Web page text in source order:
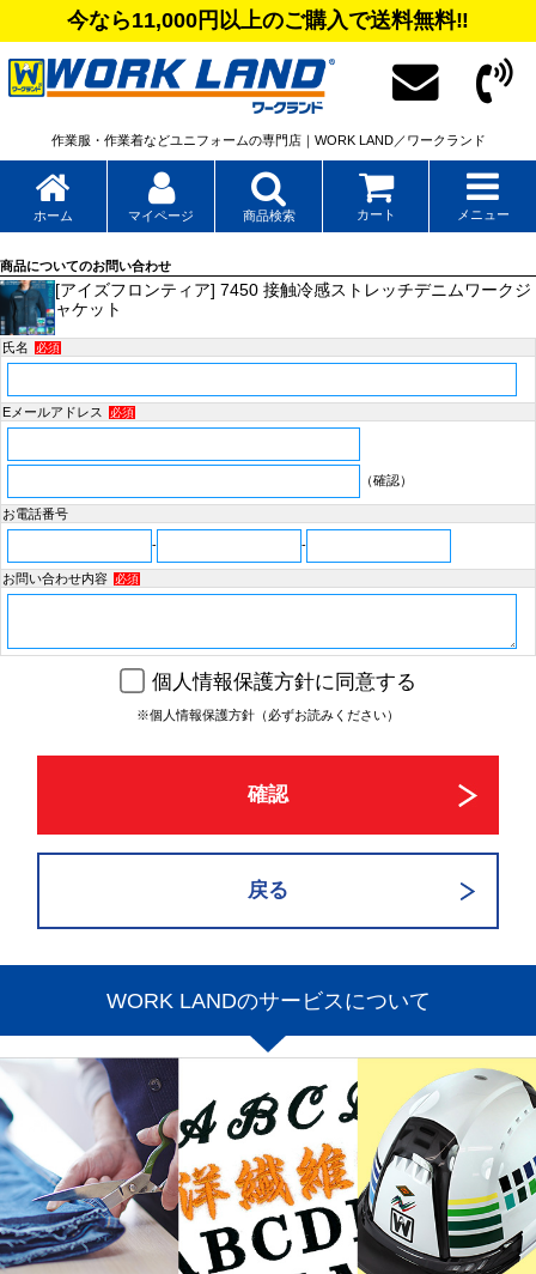
今なら11,000円以上のご購入で送料無料‼
作業服・作業着などユニフォームの専門店｜WORK LAND／ワークランド
ホーム マイページ 商品検索 カート メニュー
商品についてのお問い合わせ
[アイズフロンティア] 7450 接触冷感ストレッチデニムワークジ
ャケット
氏名 必須
Eメールアドレス 必須
（確認）
お電話番号
- -
お問い合わせ内容 必須
個人情報保護方針に同意する
※個人情報保護方針（必ずお読みください）
WORK LANDのサービスについて